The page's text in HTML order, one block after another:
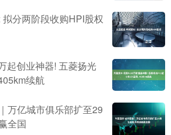
分两阶段收购HPI股权
起创业神器! 五菱扬光
续航
万亿城市俱乐部扩至29
全国